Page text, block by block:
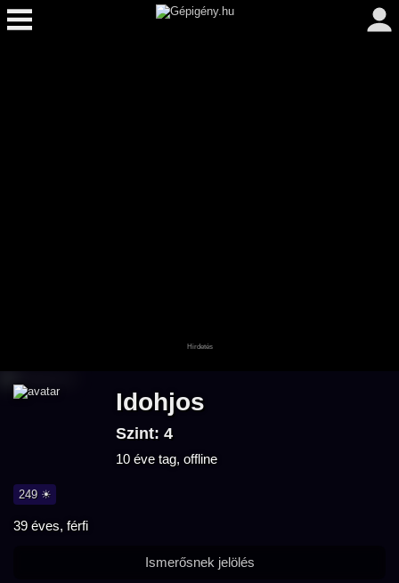
Idohjos
Szint: 4
10 éve tag, offline
249 ☀
39 éves, férfi
Ismerősnek jelölés